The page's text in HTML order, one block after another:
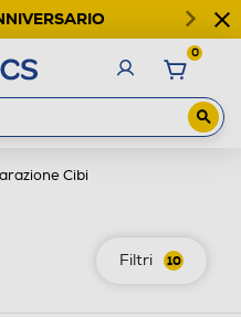
0
Cibi
Filtri 10